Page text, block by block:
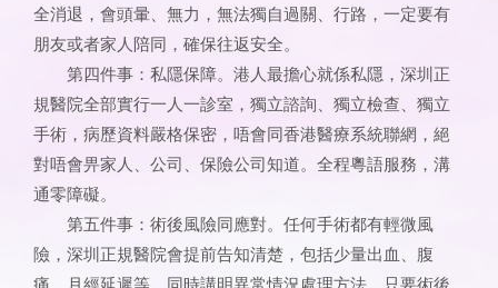
全消退，會頭暈、無力，無法獨自過關、行路，一定要有
朋友或者家人陪同，確保往返安全。
第四件事：私隱保障。港人最擔心就係私隱，深圳正
規醫院全部實行一人一診室，獨立諮詢、獨立檢查、獨立
手術，病歷資料嚴格保密，唔會同香港醫療系統聯網，絕
對唔會畀家人、公司、保險公司知道。全程粵語服務，溝
通零障礙。
第五件事：術後風險同應對。任何手術都有輕微風
險，深圳正規醫院會提前告知清楚，包括少量出血、腹
痛、月經延遲等，同時講明異常情況處理方法。只要術後